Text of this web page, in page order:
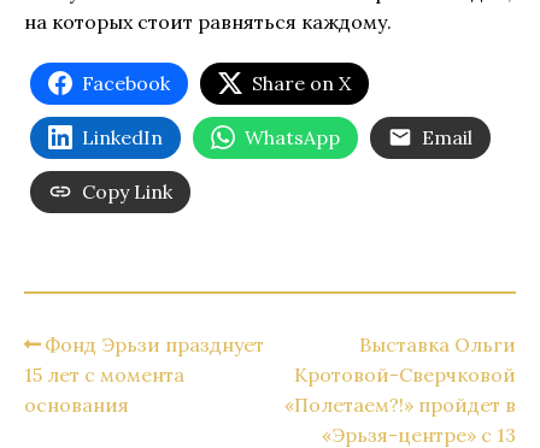
на которых стоит равняться каждому.
Facebook Share on X
LinkedIn WhatsApp Email
Copy Link
Фонд Эрьзи празднует
15 лет с момента
основания
Выставка Ольги
Кротовой-Сверчковой
«Полетаем?!» пройдет в
«Эрьзя-центре» с 13